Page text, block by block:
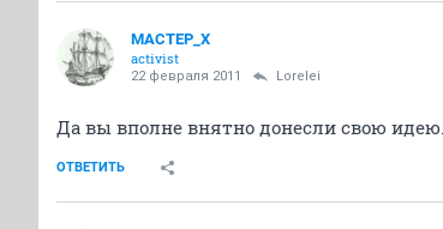
MACTEP_X
activist
22 февраля 2011 Lorelei
Да вы вполне внятно донесли свою идею.
ОТВЕТИТЬ